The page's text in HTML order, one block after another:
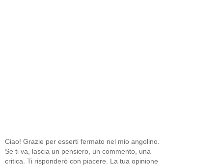
Ciao! Grazie per esserti fermato nel mio angolino.
Se ti va, lascia un pensiero, un commento, una
critica. Ti risponderò con piacere. La tua opinione